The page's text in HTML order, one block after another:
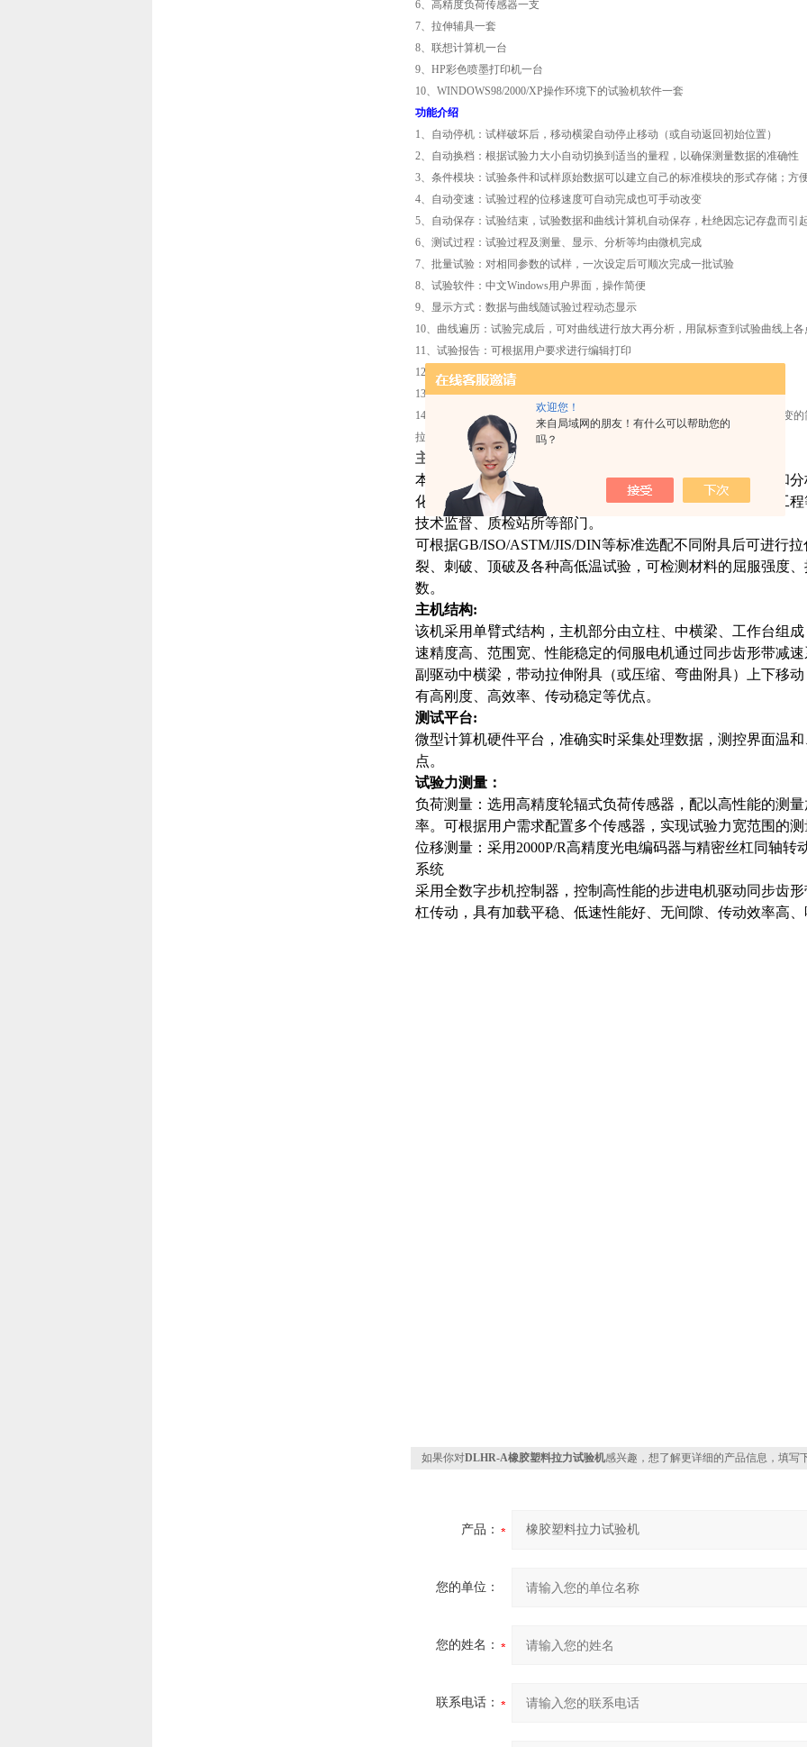
欢迎您！
来自局域网的朋友！有什么可以帮助您的
吗？
6、 高精度负荷传感器一支
7、 拉伸辅具一套
8、 联想计算机一台
9、 HP彩色喷墨打印机一台
10、 WINDOWS98/2000/XP操作环境下的试验机软件一套
功能介绍
1、
自动停机：试样破坏后，移动横梁自动停止移动（或自动返回初始位置）
2、
自动换档：根据试验力大小自动切换到适当的量程，以确保测量数据的准确性
3、 条件模块：试验条件和试样原始数据可以建立自己的标准模块的形式存储；方
4、
自动变速：试验过程的位移速度可自动完成也可手动改变
5、
自动保存：试验结束，试验数据和曲线计算机自动保存，杜绝因忘记存盘而引
6、测试过程：试验过程及测量、显示、分析等均由微机完成
7、批量试验：对相同参数的试样，一次设定后可顺次完成一批试验
8、试验软件：中文Windows用户界面，操作简便
9、显示方式：数据与曲线随试验过程动态显示
10、
曲线遍历：试验完成后，可对曲线进行放大再分析，用鼠标查到试验曲线上
11、 试验报告：可根据用户要求进行编辑打印
12、
限位保护：具有程控和机械两级限位保护
13、过载保护：当负荷超过额定值3～5%时，自动停机
14、
自动和人工两种模式求取各种试验结果，自动形成报表，使数据分析过程变
拉力试验机，双臂拉力试验机 微机控制拉力试验机
主要用途:
本机可对各种金属、非金属及复合材料进行力学性能测试和
化工、机械制造、塑料橡胶、陶瓷建材、金属材料、建筑工
技术监督、质检站所等部门。
可根据GB/ISO/ASTM/JIS/DIN等标准选配不同附具后可进行
裂、刺破、顶破及各种高低温试验，可检测材料的屈服强度
数。
主机结构:
该机采用单臂式结构，主机部分由立柱、中横梁、工作台组
速精度高、范围宽、性能稳定的伺服电机通过同步齿形带减
副驱动中横梁，带动拉伸附具（或压缩、弯曲附具）上下移
有高刚度、高效率、传动稳定等优点。
测试平台:
微型计算机硬件平台，准确实时采集处理数据，测控界面温
点。
试验力测量：
负荷测量：选用高精度轮辐式负荷传感器，配以高性能的测
率。可根据用户需求配置多个传感器，实现试验力宽范围的测
位移测量：采用2000P/R高精度光电编码器与精密丝杠同轴
系统
采用全数字步机控制器，控制高性能的步进电机驱动同步齿
杠传动，具有加载平稳、低速性能好、无间隙、传动效率高
如果你对DLHR-A橡胶塑料拉力试验机感兴趣，想了解更详细的产品信息，填写
产品：
您的单位：
您的姓名：
联系电话：